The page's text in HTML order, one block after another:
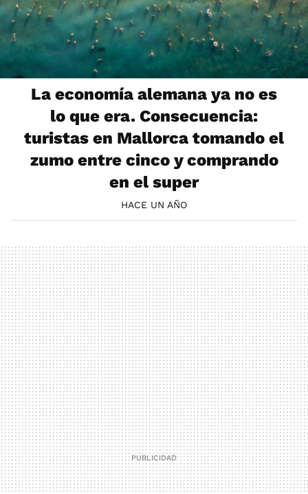
La economía alemana ya no es
lo que era. Consecuencia:
turistas en Mallorca tomando el
zumo entre cinco y comprando
en el super
HACE UN AÑO